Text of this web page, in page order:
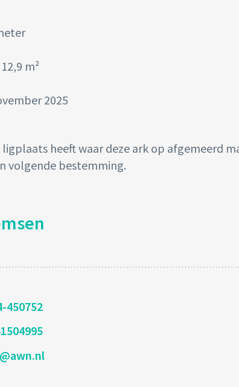
m²
2025
heeft waar deze ark op afgemeerd
volgende bestemming.
450752